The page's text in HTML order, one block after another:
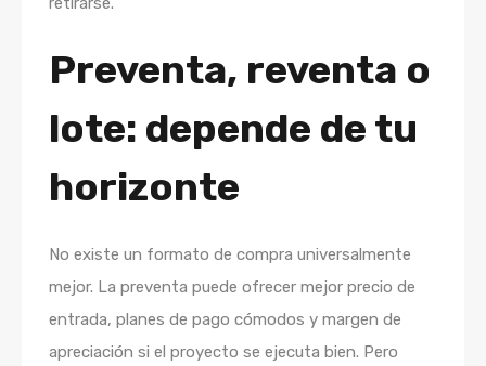
Preventa, reventa o
lote: depende de tu
horizonte
No existe un formato de compra universalmente
mejor. La preventa puede ofrecer mejor precio de
entrada, planes de pago cómodos y margen de
apreciación si el proyecto se ejecuta bien. Pero